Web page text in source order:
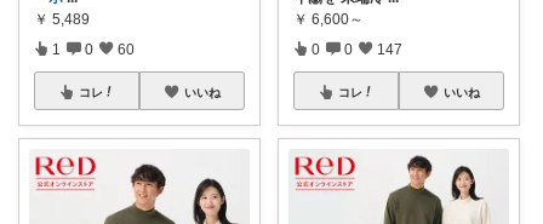
￥ 5,489
1 0 60
コレ いいね
￥ 6,600～
0 0 147
コレ いいね